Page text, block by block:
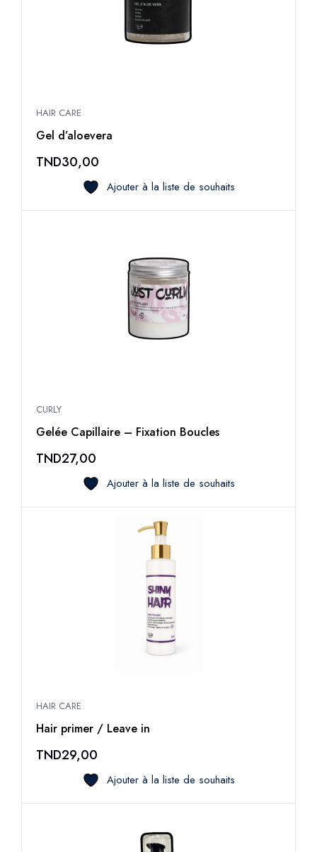
HAIR CARE
Gel d’aloevera
TND30,00
Ajouter à la liste de souhaits
CURLY
Gelée Capillaire – Fixation Boucles
TND27,00
Ajouter à la liste de souhaits
HAIR CARE
Hair primer / Leave in
TND29,00
Ajouter à la liste de souhaits